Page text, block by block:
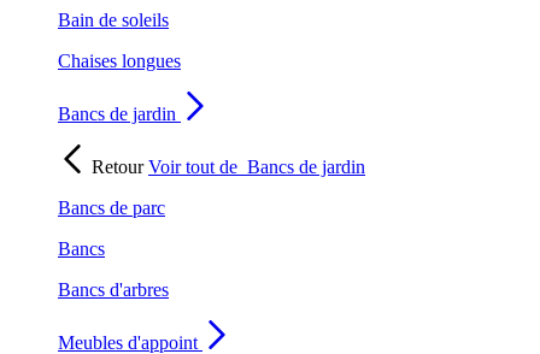
Bain de soleils
Chaises longues
Bancs de jardin
RetourVoir tout de Bancs de jardin
Bancs de parc
Bancs
Bancs d'arbres
Meubles d'appoint